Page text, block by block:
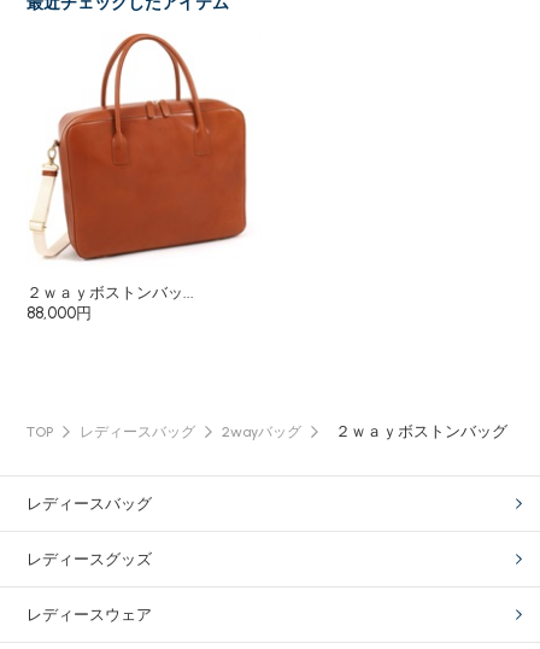
２ｗａｙボストンバッ...
88,000円
TOP レディースバッグ 2wayバッグ ２ｗａｙボストンバッグ
レディースバッグ
レディースグッズ
レディースウェア